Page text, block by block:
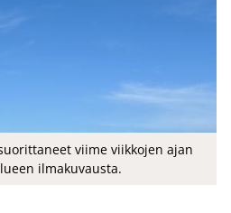
viime viikkojen ajan
ilmakuvausta.